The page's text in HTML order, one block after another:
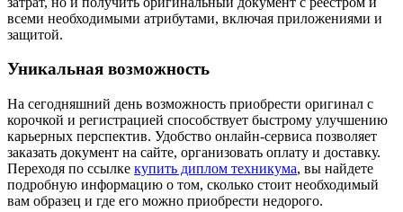
всеми необходимыми атрибутами, включая приложениями и
защитой.
Уникальная возможность
На сегодняшний день возможность приобрести оригинал с
корочкой и регистрацией способствует быстрому улучшению
карьерных перспектив. Удобство онлайн-сервиса позволяет
заказать документ на сайте, организовать оплату и доставку.
Переходя по ссылке купить диплом техникума, вы найдете
подробную информацию о том, сколько стоит необходимый
вам образец и где его можно приобрести недорого.